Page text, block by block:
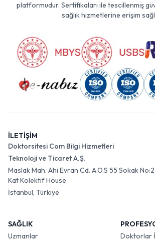
platformudur. Sertifikaları ile tescillenmiş
sağlık hizmetlerine erişim
İLETİŞİM
Doktorsitesi Com Bilgi Hizmetleri
Teknoloji ve Ticaret A.Ş.
Maslak Mah. Ahi Evran Cd. A.O.S 55 Sokak
Kat Kolektif House
İstanbul, Türkiye
SAĞLIK
Uzmanlar
Doktorlar